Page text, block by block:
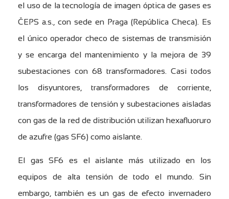
el uso de la tecnología de imagen óptica de gases es
ČEPS a.s., con sede en Praga (República Checa). Es
el único operador checo de sistemas de transmisión
y se encarga del mantenimiento y la mejora de 39
subestaciones con 68 transformadores. Casi todos
los disyuntores, transformadores de corriente,
transformadores de tensión y subestaciones aisladas
con gas de la red de distribución utilizan hexafluoruro
de azufre (gas SF6) como aislante.
El gas SF6 es el aislante más utilizado en los
equipos de alta tensión de todo el mundo. Sin
embargo, también es un gas de efecto invernadero